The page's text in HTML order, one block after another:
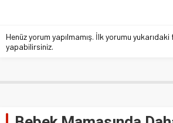
Henüz yorum yapılmamış. İlk yorumu yukarıdaki
yapabilirsiniz.